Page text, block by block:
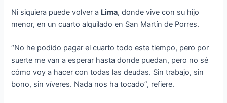
Ni siquiera puede volver a Lima, donde vive con su hijo
menor, en un cuarto alquilado en San Martín de Porres.
“No he podido pagar el cuarto todo este tiempo, pero por
suerte me van a esperar hasta donde puedan, pero no sé
cómo voy a hacer con todas las deudas. Sin trabajo, sin
bono, sin víveres. Nada nos ha tocado”, refiere.